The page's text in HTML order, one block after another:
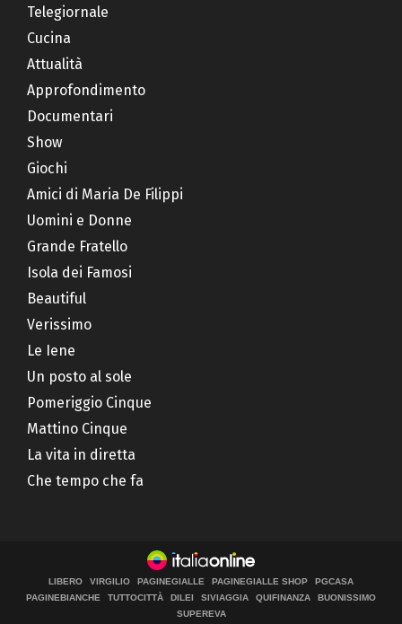
Telegiornale
Cucina
Attualità
Approfondimento
Documentari
Show
Giochi
Amici di Maria De Filippi
Uomini e Donne
Grande Fratello
Isola dei Famosi
Beautiful
Verissimo
Le Iene
Un posto al sole
Pomeriggio Cinque
Mattino Cinque
La vita in diretta
Che tempo che fa
LIBERO VIRGILIO PAGINEGIALLE PAGINEGIALLE SHOP
PGCASA
PAGINEBIANCHE
TUTTOCITTÀ DILEI SIVIAGGIA QUIFINANZA
BUONISSIMO
SUPEREVA